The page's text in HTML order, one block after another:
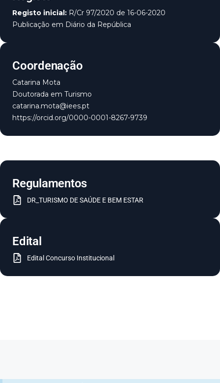
Registo inicial: R/Cr 97/2020 de 16-06-2020
Publicação em Diário da República
Coordenação
Catarina Mota
Doutorada em Turismo
catarina.mota@iees.pt
https://orcid.org/0000-0001-8267-9739
Regulamentos
DR_TURISMO DE SAÚDE E BEM ESTAR
Edital
Edital Concurso Institucional